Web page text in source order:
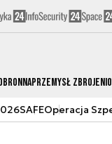
Przemysł
SAFEOperacja